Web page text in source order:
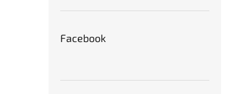
Facebook